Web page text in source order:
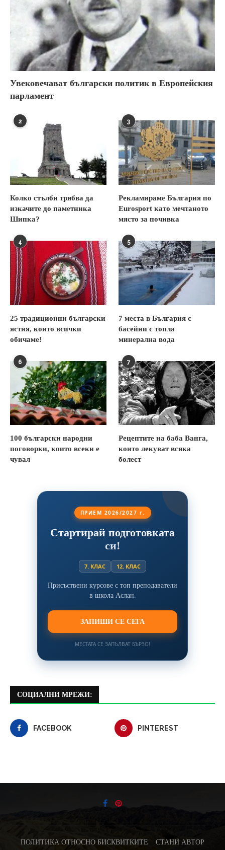
Увековечават български политик в Европейския
парламент
2
Колко стълби трябва да
изкачите до паметника
Шипка?
3
Рекламираме България по
Eurosport като мечтаното
място за почивка
4
25 традиционни български
ястия, които всички
обичаме!
5
7 места в България с
басейни с топла
минерална вода
6
100 български народни
поговорки, които всеки е
чувал
7
Рецептите на баба Ванга,
които лекуват всяка
болест
ПРИЕМ 2026/2027 г.
Стартирай подготовката
си!
7. КЛАС 12. КЛАС
Присъствени курсове с топ преподаватели
в школа Аслан.
ЗАПИШИ СЕ СЕГА
МЕСТАТА СЕ ЗАПЪЛВАТ БЪРЗО!
СОЦИАЛНИ МРЕЖИ:
FACEBOOK PINTEREST
ПОЛИТИКА ОТНОСНО БИСКВИТКИТЕ СТАНИ АВТОР